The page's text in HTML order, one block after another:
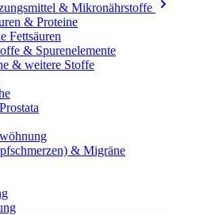
& Mikronährstoffe
& Proteine
Fettsäuren
& Spurenelemente
& weitere Stoffe
& Migräne